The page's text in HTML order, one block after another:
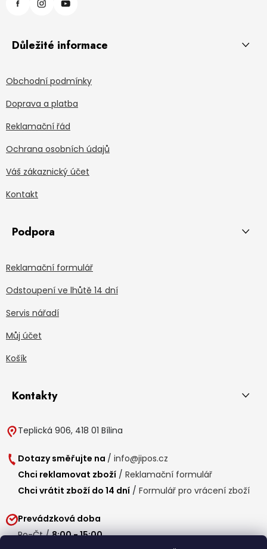
Důležité informace
Obchodní podmínky
Doprava a platba
Reklamační řád
Ochrana osobních údajů
Váš zákaznický účet
Kontakt
Podpora
Reklamační formulář
Odstoupení ve lhůtě 14 dní
Servis nářadí
Můj účet
Košík
Kontakty
Teplická 906, 418 01 Bílina
Dotazy směřujte na / info@jipos.cz
Chci reklamovat zboží / Reklamační formulář
Chci vrátit zboží do 14 dní / Formulář pro vrácení zboží
Prevádzková doba
Po-Čt /8:00 - 15:00